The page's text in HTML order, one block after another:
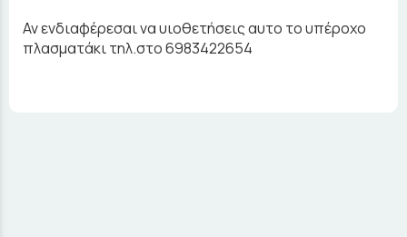
Αν ενδιαφέρεσαι να υιοθετήσεις αυτο το υπέροχο
πλασματάκι τηλ.στο 6983422654